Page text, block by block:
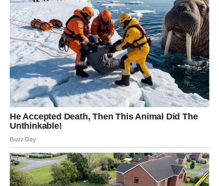
neočekivan susret ili obnova strasti u vezi. Slobodni
Strelčevi mogu upoznati osobu kroz putovanje ili posao.
Posao
Poslovno, dolazi nova ideja ili projekat. Bićete puni
energije. Finansije rastu kroz hrabre poteze.